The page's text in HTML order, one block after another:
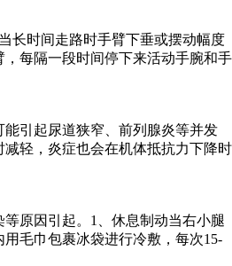
长时间走路时手臂下垂或摆动幅度
每隔一段时间停下来活动手腕和手
引起尿道狭窄、前列腺炎等并发
轻，炎症也会在机体抵抗力下降时
原因引起。1、休息制动当右小腿
毛巾包裹冰袋进行冷敷，每次15-